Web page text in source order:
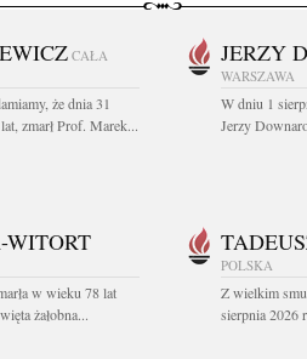
CAŁA
że dnia 31
zmarł Prof. Marek...
JERZY
WARSZAWA
W dniu 1
Jerzy
WITORT
w wieku 78 lat
żałobna...
POLSKA
Z wielkim
sierpnia 2026